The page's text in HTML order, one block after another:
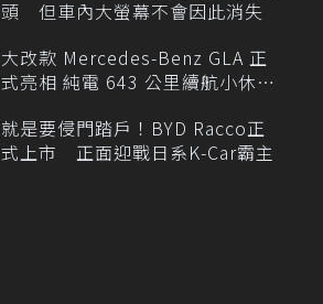
頭 但車內大螢幕不會因此消失
大改款 Mercedes-Benz GLA 正
式亮相 純電 643 公里續航小休
就是要侵門踏戶！BYD Racco正
式上市 正面迎戰日系K-Car霸主